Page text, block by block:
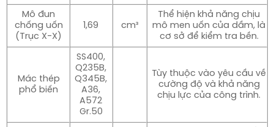
Mô đun
chống uốn
(Trục X-X)
1,69 cm³
Thể hiện khả năng chịu
mô men uốn của dầm, là
cơ sở để kiểm tra bền.
Mác thép
phổ biến
SS400,
Q235B,
Q345B,
A36,
A572
Gr.50
Tùy thuộc vào yêu cầu về
cường độ và khả năng
chịu lực của công trình.